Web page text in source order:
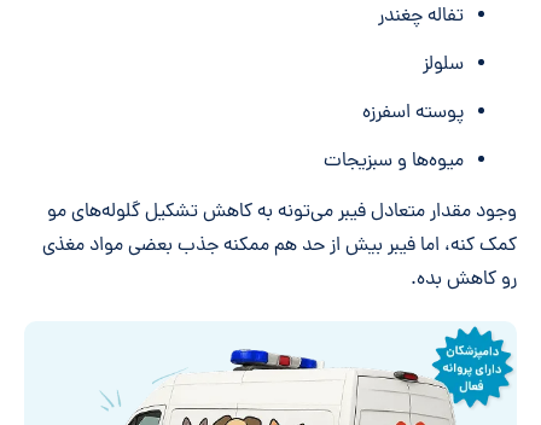
تفاله چغندر
سلولز
پوسته اسفرزه
میوه‌ها و سبزیجات
وجود مقدار متعادل فیبر می‌تونه به کاهش تشکیل گلوله‌های مو
کمک کنه، اما فیبر بیش از حد هم ممکنه جذب بعضی مواد مغذی
رو کاهش بده.